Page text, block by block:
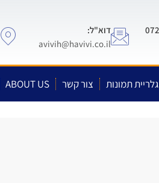
דוא"ל:
avivih@havivi.co.il
גלריית תמונות צור קשר ABOUT US